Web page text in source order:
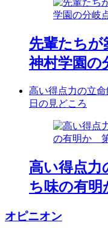
先輩たち
神村学園の
高い得点力の立
日の見どころ
高い得点力
ち味の有
オピニオン